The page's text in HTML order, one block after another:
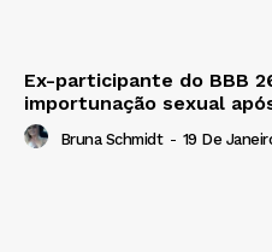
Ex-participante do BBB
importunação sexual
Bruna Schmidt - 19 De